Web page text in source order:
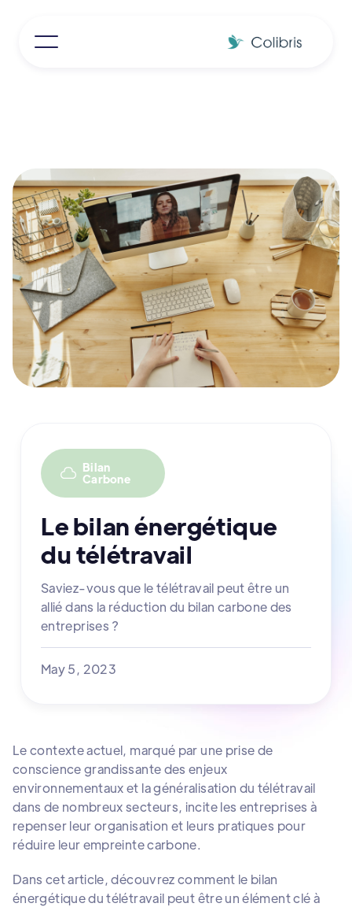
Bilan
Carbone
Le bilan énergétique
du télétravail
Saviez-vous que le télétravail peut être un
allié dans la réduction du bilan carbone des
entreprises ?
May 5, 2023
Le contexte actuel, marqué par une prise de
conscience grandissante des enjeux
environnementaux et la généralisation du télétravail
dans de nombreux secteurs, incite les entreprises à
repenser leur organisation et leurs pratiques pour
réduire leur empreinte carbone.
Dans cet article, découvrez comment le bilan
énergétique du télétravail peut être un élément clé à